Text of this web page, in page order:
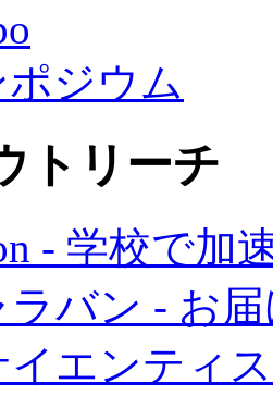
ジウム
トリーチ
- 学校で加
バン - お
イエンティ